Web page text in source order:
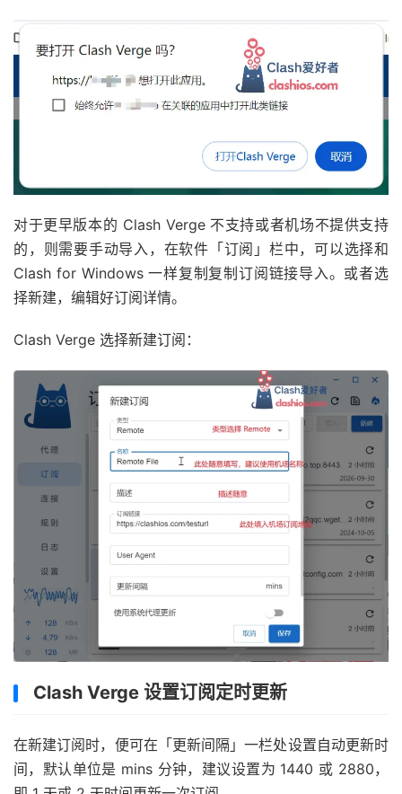
对于更早版本的 Clash Verge 不支持或者机场不提供支持
的，则需要手动导入，在软件「订阅」栏中，可以选择和
Clash for Windows 一样复制复制订阅链接导入。或者选
择新建，编辑好订阅详情。
Clash Verge 选择新建订阅：
Clash Verge 设置订阅定时更新
在新建订阅时，便可在「更新间隔」一栏处设置自动更新时
间，默认单位是 mins 分钟，建议设置为 1440 或 2880，